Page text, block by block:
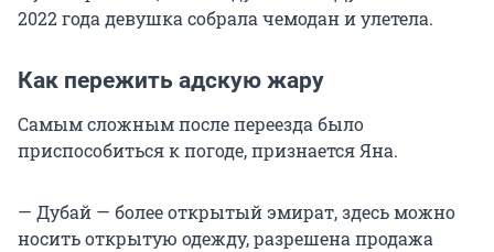
2022 года девушка собрала чемодан и улетела.
Как пережить адскую жару
Самым сложным после переезда было
приспособиться к погоде, признается Яна.
— Дубай — более открытый эмират, здесь можно
носить открытую одежду, разрешена продажа